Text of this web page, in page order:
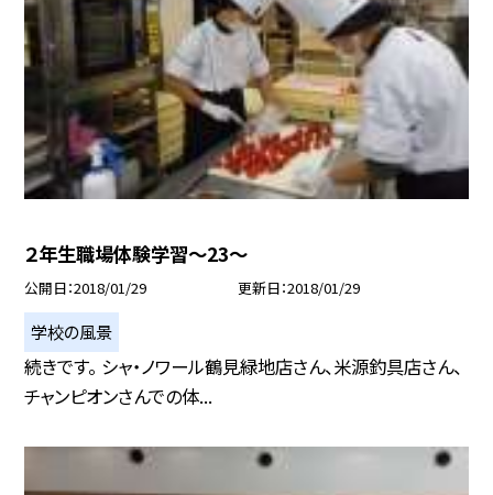
２年生職場体験学習〜23〜
公開日 2018/01/29 更新日 2018/01/29
学校の風景
続きです。 シャ・ノワール鶴見緑地店さん、米源釣具店さん、
チャンピオンさんでの体...